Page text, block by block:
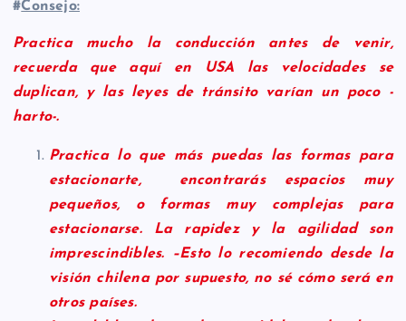
#Consejo:
Practica mucho la conducción antes de venir,
recuerda que aquí en USA las velocidades se
duplican, y las leyes de tránsito varían un poco -
harto-.
Practica lo que más puedas las formas para
estacionarte, encontrarás espacios muy
pequeños, o formas muy complejas para
estacionarse. La rapidez y la agilidad son
imprescindibles. –Esto lo recomiendo desde la
visión chilena por supuesto, no sé cómo será en
otros países.